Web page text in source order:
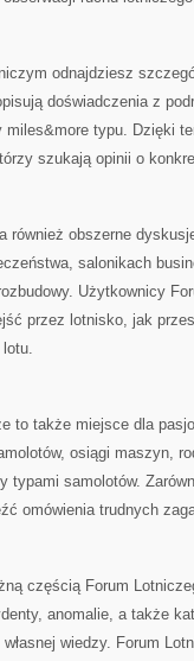
odnajdziesz
doświadczenia z
miles&more typu. Dzięki
szukają opinii o
również obszerne
salonikach
Użytkownicy
przez lotnisko, jak
lotu.
to także miejsce dla
osiągi maszyn,
typami samolotów.
omówienia trudnych
częścią Forum
anomalie, a także
wiedzy. Forum